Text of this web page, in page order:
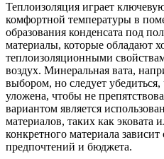
Теплоизоляция играет
комфортной температуры в
образования конденсата под
материалы, которые обладают
теплоизоляционными
воздух. Минеральная вата,
выбором, но следует
уложена, чтобы не
вариантом является
материалов, таких как
конкретного материала
предпочтений и бюджета.